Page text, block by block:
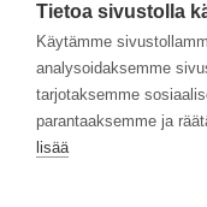
Seuraa meitä:
Tietoa sivustolla
Käytämme
analysoidaksemme
tarjotaksemme
parantaaksemme ja
lisää